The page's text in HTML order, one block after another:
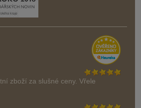
zboží za slušné ceny. Vřele